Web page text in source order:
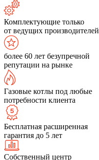
Комплектующие только
от ведущих производителей
более 60 лет безупречной
репутации на рынке
Газовые котлы под любые
потребности клиента
Бесплатная расширенная
гарантия до 5 лет
Собственный центр